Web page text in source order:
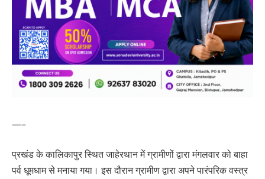
—–
प्रखंड के कालिकापुर स्थित जाहेरथान में ग्रामीणों द्वारा मंगलवार को बाहा
पर्व धूमधाम से मनाया गया। इस दौरान ग्रामीण द्वारा अपने पारंपरिक वस्त्र